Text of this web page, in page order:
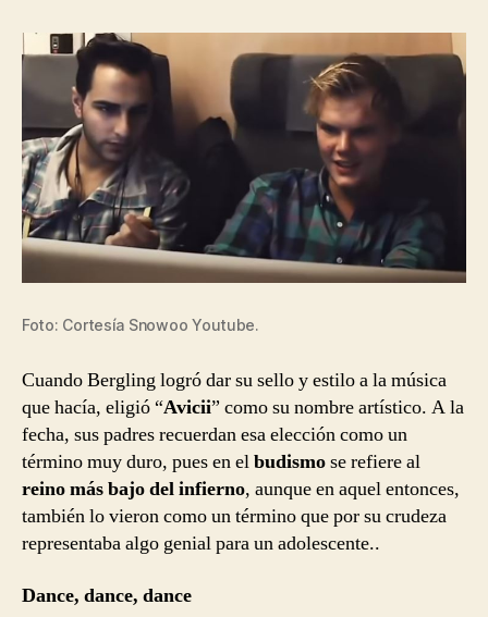
Foto: Cortesía Snowoo Youtube.
Cuando Bergling logró dar su sello y estilo a la música
que hacía, eligió “Avicii” como su nombre artístico. A la
fecha, sus padres recuerdan esa elección como un
término muy duro, pues en elbudismose refiere al
reino más bajo del infierno, aunque en aquel entonces,
también lo vieron como un término que por su crudeza
representaba algo genial para un adolescente..
Dance, dance, dance